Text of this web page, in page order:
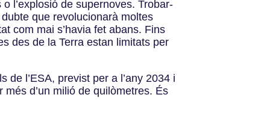
l’explosió de supernoves. Trobar-
que revolucionarà moltes
com mai s’havia fet abans. Fins
des de la Terra estan limitats per
de l’ESA, previst per a l’any 2034 i
d’un milió de quilòmetres. És